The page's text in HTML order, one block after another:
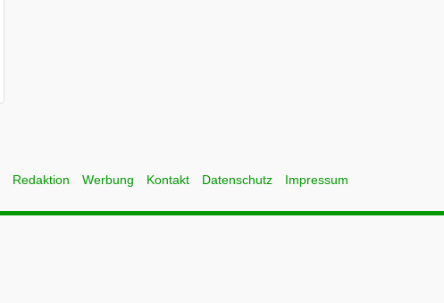
Redaktion Werbung Kontakt Datenschutz Impressum